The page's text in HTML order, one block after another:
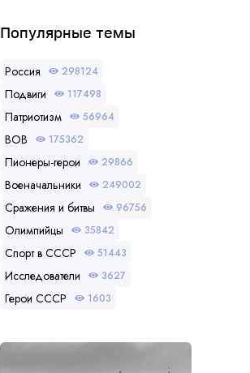
Популярные темы
Россия 298124
Подвиги 117498
Патриотизм 56964
ВОВ 175362
Пионеры-герои 29866
Военачальники 249002
Сражения и битвы 96756
Олимпийцы 35842
Спорт в СССР 51443
Исследователи 3627
Герои СССР 1603